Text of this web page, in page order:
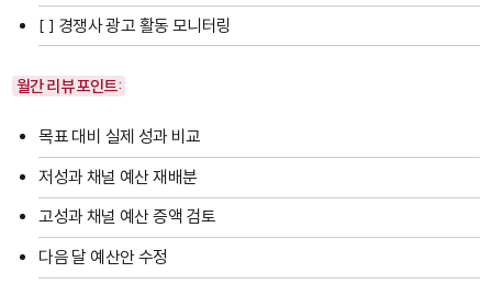
[ ] 경쟁사 광고 활동 모니터링
월간 리뷰 포인트:
목표 대비 실제 성과 비교
저성과 채널 예산 재배분
고성과 채널 예산 증액 검토
다음 달 예산안 수정